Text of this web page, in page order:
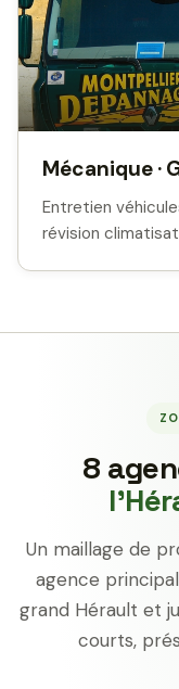
Mécanique ·
Entretien
révision
8
Un maillage de
agence
grand Hérault et
courts,